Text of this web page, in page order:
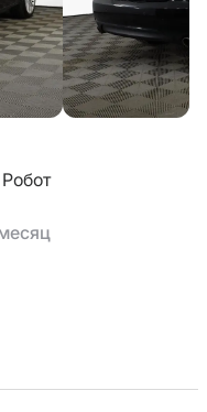
Робот